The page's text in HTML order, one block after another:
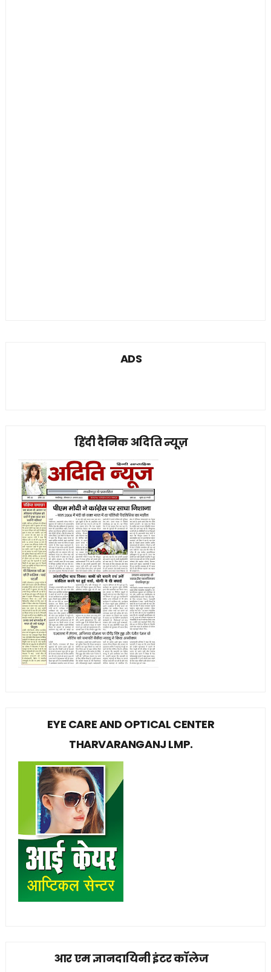
ADS
हिंदी दैनिक अदिति न्यूज़
EYE CARE AND OPTICAL CENTER
THARVARANGANJ LMP.
आर एम ज्ञानदायिनी इंटर कॉलेज